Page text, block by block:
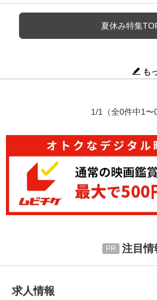
夏休み特集
も
1/1 （全0件中1〜
注目情
求人情報